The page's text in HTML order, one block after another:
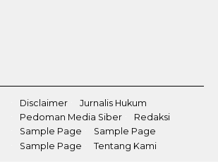
Disclaimer
Jurnalis Hukum
Pedoman Media Siber
Redaksi
Sample Page
Sample Page
Sample Page
Tentang Kami